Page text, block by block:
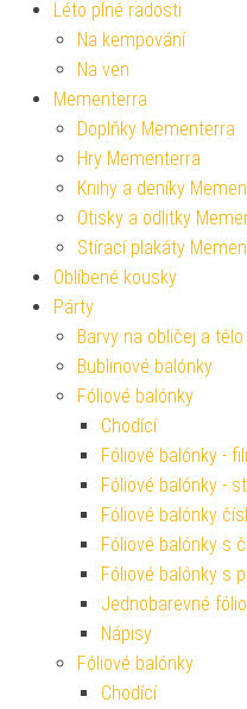
Léto plné radosti
Na kempování
Na ven
Mementerra
Doplňky Mementerra
Hry Mementerra
Knihy a deníky
Otisky a odlitky
Stírací plakáty
Oblíbené kousky
Párty
Barvy na obličej a tělo
Bublinové balónky
Fóliové balónky
Chodící
Fóliové balónky -
Fóliové balónky -
Fóliové balónky
Fóliové balónky s
Fóliové balónky s
Jednobarevné
Nápisy
Fóliové balónky
Chodící